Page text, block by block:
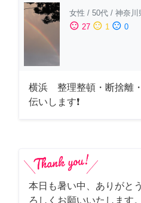
女性 / 50代 / 神奈川
sentiment_satisfied 27 sentiment_neutral 1 sentiment_dissatisfied 0
横浜 整理整頓・断捨離
伝いします❗
本日も暑い中、ありがと
ろしくお願いいたします。